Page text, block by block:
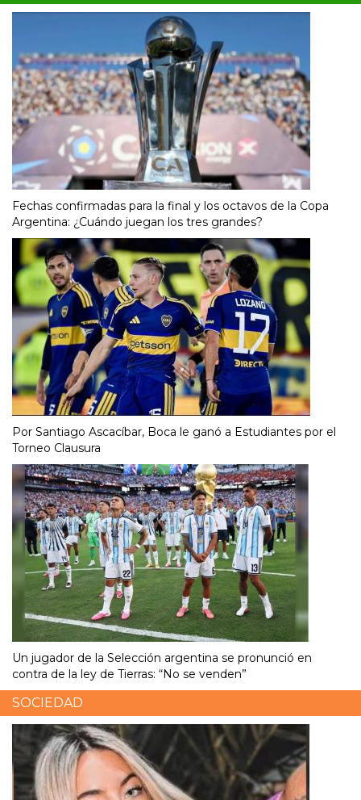
Fechas confirmadas para la final y los octavos de la Copa
Argentina: ¿Cuándo juegan los tres grandes?
Por Santiago Ascacíbar, Boca le ganó a Estudiantes por el
Torneo Clausura
Un jugador de la Selección argentina se pronunció en
contra de la ley de Tierras: “No se venden”
SOCIEDAD